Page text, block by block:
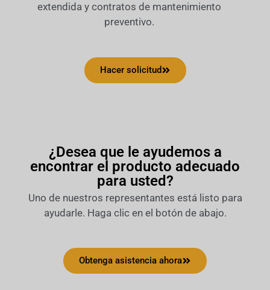
extendida y contratos de mantenimiento
preventivo.
Hacer solicitud
¿Desea que le ayudemos a
encontrar el producto adecuado
para usted?
Uno de nuestros representantes está listo para
ayudarle. Haga clic en el botón de abajo.
Obtenga asistencia ahora